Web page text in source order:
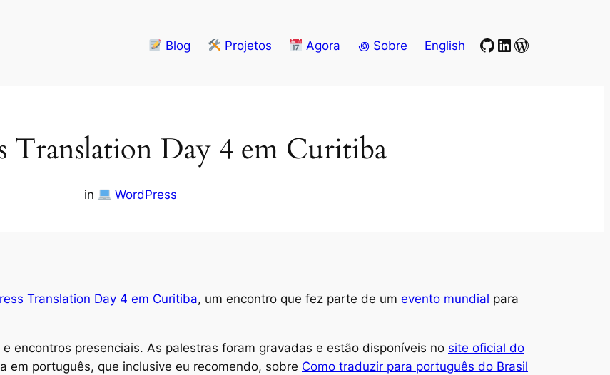
Blog Projetos Agora ꩜ Sobre English GitHub
LinkedIn
WordPress
Translation Day 4 em Curitiba
in WordPress
Translation Day 4 em Curitiba, um encontro que fez parte de um evento mundial para
encontros presenciais. As palestras foram gravadas e estão disponíveis no site oficial do
em português, que inclusive eu recomendo, sobre Como traduzir para português do Brasil